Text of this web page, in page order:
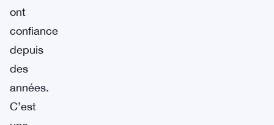
ont
confiance
depuis
des
années.
C’est